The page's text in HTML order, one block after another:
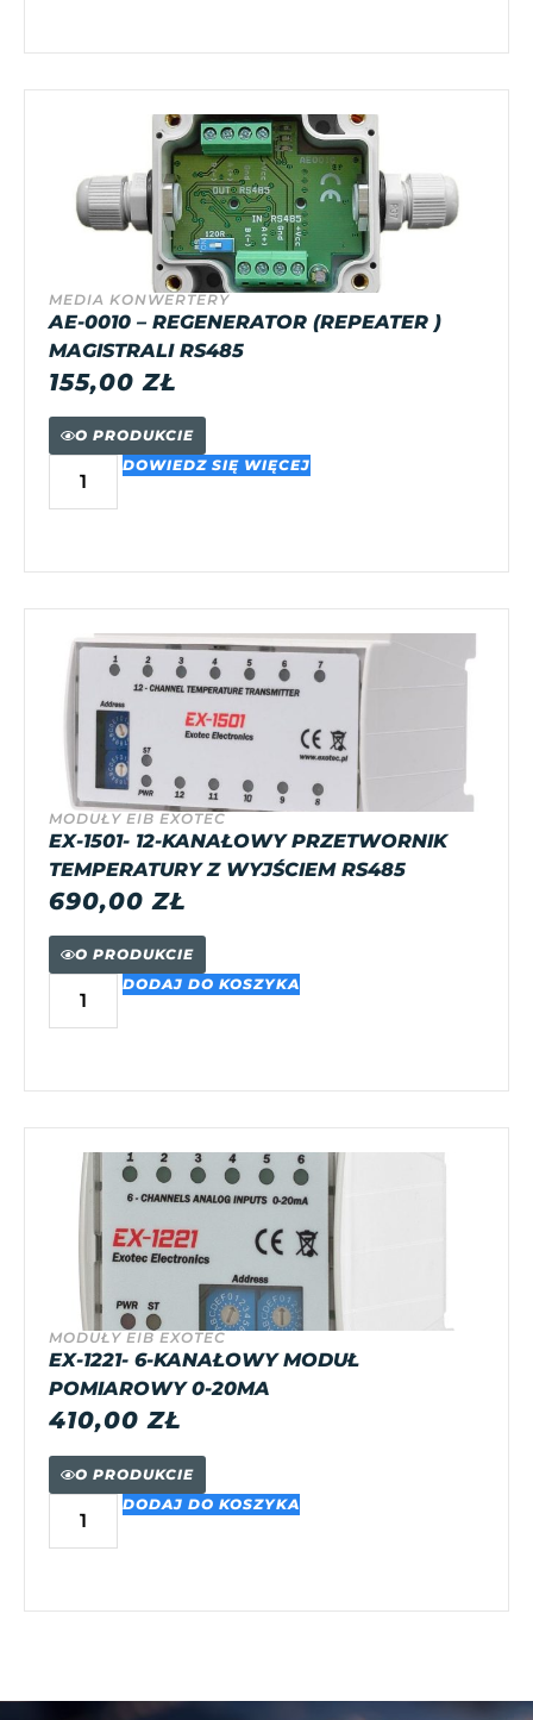
MEDIA KONWERTERY
AE-0010 – REGENERATOR (REPEATER )
MAGISTRALI RS485
155,00ZŁ
O PRODUKCIE
DOWIEDZ SIĘ WIĘCEJ
MODUŁY EIB EXOTEC
EX-1501- 12-KANAŁOWY PRZETWORNIK
TEMPERATURY Z WYJŚCIEM RS485
690,00ZŁ
O PRODUKCIE
DODAJ DO KOSZYKA
MODUŁY EIB EXOTEC
EX-1221- 6-KANAŁOWY MODUŁ
POMIAROWY 0-20MA
410,00ZŁ
O PRODUKCIE
DODAJ DO KOSZYKA